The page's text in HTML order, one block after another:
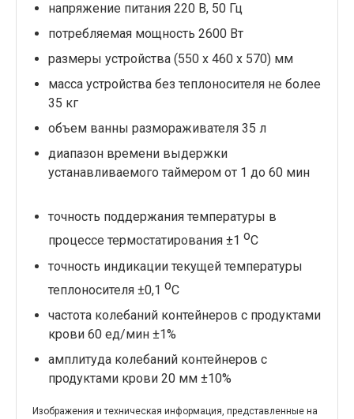
напряжение питания 220 В, 50 Гц
потребляемая мощность 2600 Вт
размеры устройства (550 х 460 х 570) мм
масса устройства без теплоносителя не более
35 кг
объем ванны размораживателя 35 л
диапазон времени выдержки
устанавливаемого таймером от 1 до 60 мин
точность поддержания температуры в
процессе термостатирования ±1 оС
точность индикации текущей температуры
теплоносителя ±0,1 оС
частота колебаний контейнеров с продуктами
крови 60 ед/мин ±1%
амплитуда колебаний контейнеров с
продуктами крови 20 мм ±10%
Изображения и техническая информация, представленные на